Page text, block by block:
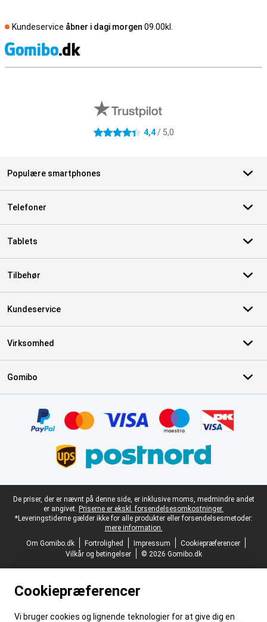
Kundeservice åbner i dagi morgen 09.00kl.
4.4 stjerner 4,4/ 5,0
Populære smartphones
Telefoner
Tablets
Tilbehør
Kundeservice
Virksomhed
Gomibo
Juridisk fodtekst
De priser, der er nævnt på denne side, er inklusive moms, medmindre andet
er angivet. Priserne er ekskl. forsendelsesomkostninger.
*Leveringstiderne gælder ikke for alle produkter eller forsendelsesmetoder:
mere information.
Om Gomibo.dk
Fortrolighed Impressum
Cookiepræferencer
Vilkår og betingelser
© 2026 Gomibo.dk
Cookiepræferencer
Vi bruger cookies og lignende teknologier for at give dig en